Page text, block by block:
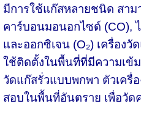
มีการใช้แก๊สหลายชนิด สาม
คาร์บอนมอนอกไซด์ (CO),
และออกซิเจน (O₂) เครื่อง
ใช้ติดตั้งในพื้นที่ที่มีความเข้
วัดแก๊สรั่วแบบพกพา ตัวเครื่
สอบในพื้นที่อันตราย เพื่อวัด